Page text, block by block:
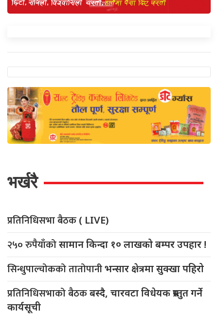
भर्खरै
प्रतिनिधिसभा बैठक ( LIVE)
२५० रुपैयाँकोसामान किन्दा १० लाखको बम्पर उपहार !
सिन्धुपाल्चोकको तातोपानीभन्सार क्षेत्रमा सुक्खा पहिरो
प्रतिनिधिसभाको बैठकबस्दै, चारवटा विधेयक प्रस्तुत गर्ने
कार्यसूची